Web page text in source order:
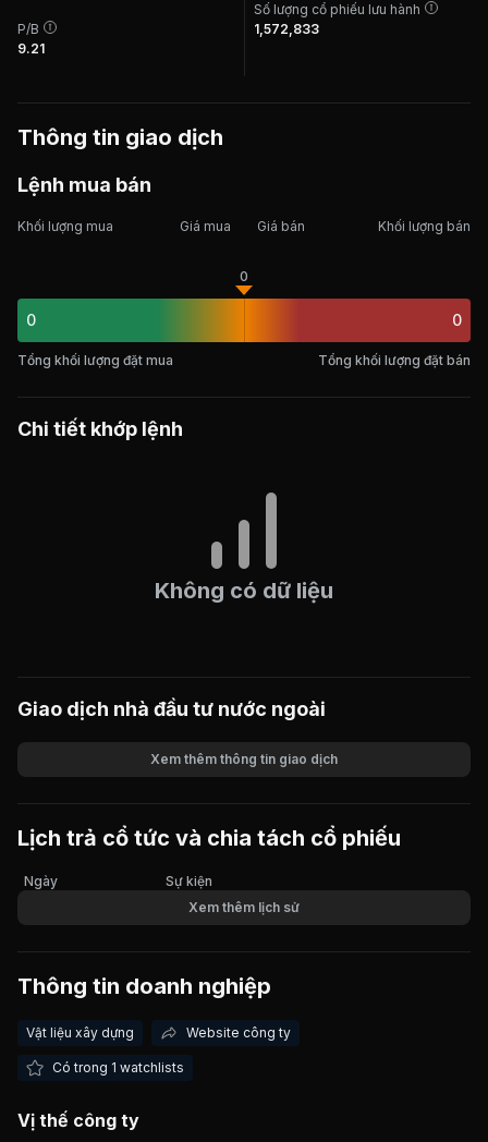
P/B
9.21
Số lượng cổ phiếu lưu hành
1,572,833
Thông tin giao dịch
Lệnh mua bán
Khối lượng mua Giá mua Giá bán Khối lượng bán
0
0
0
Tổng khối lượng đặt mua Tổng khối lượng đặt bán
Chi tiết khớp lệnh
Không có dữ liệu
Giao dịch nhà đầu tư nước ngoài
Giá trị giao dịch
Xem thêm thông tin giao dịch
Lịch trả cổ tức và chia tách cổ phiếu
Ngày
Sự kiện
Xem thêm lịch sử
Thông tin doanh nghiệp
Vật liệu xây dựng Website công ty
Có trong 1 watchlists
Vị thế công ty